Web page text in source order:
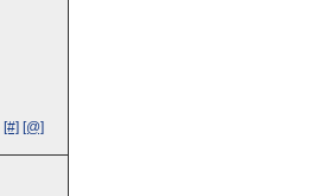
[#] [@]